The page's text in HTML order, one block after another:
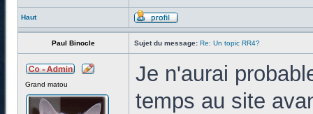
Haut
Paul Binocle Sujet du message: Re: Un topic RR4?
Grand matou
Je n'aurai
temps au site